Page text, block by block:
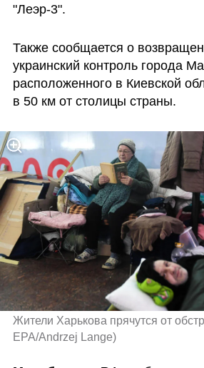
"Леэр-3".
Также сообщается о
украинский контроль города
расположенного в Киевской
в 50 км от столицы страны.
Жители Харькова прячутся от
EPA/Andrzej Lange)